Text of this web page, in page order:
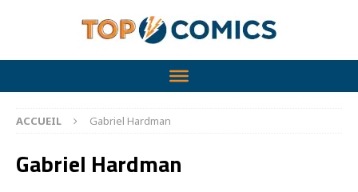
ACCUEIL Gabriel Hardman
Gabriel Hardman